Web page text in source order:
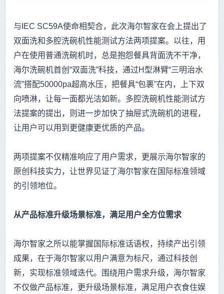
与IEC SC59A使命相契合，此次海尔智家在会上提出了
双面洗和多腔洗碗机性能测试方法两项提案。以往，用
户在使用普通洗碗机时，总是抱怨餐具背面洗不干净，
海尔洗碗机首创“双面洗”科技，通过H型淋臂“三明治水
流”搭配50000pa超高水压，把餐具“包裹”在内，上下双
向喷淋，让每一面都光洁如新。多腔洗碗机性能测试方
法提案的提出，则进一步加快了抽屉式洗碗机的进程，
让用户可以用到更健康更优质的产品。
两项提案不仅精准响应了用户需求，更展示海尔智家的
原创科技实力，让世界见证了海尔智家在国际标准领域
的引领地位。
从产品标准升级场景标准，满足用户全方位需求
海尔智家之所以能掌握国际标准话语权，持续产出引领
成果，在于海尔智家以用户满意为标尺，通过科技创
新，实现标准领域迭代。围绕用户需求升级，海尔智家
不仅做产品标准，更升级场景标准，满足用户衣食住娱